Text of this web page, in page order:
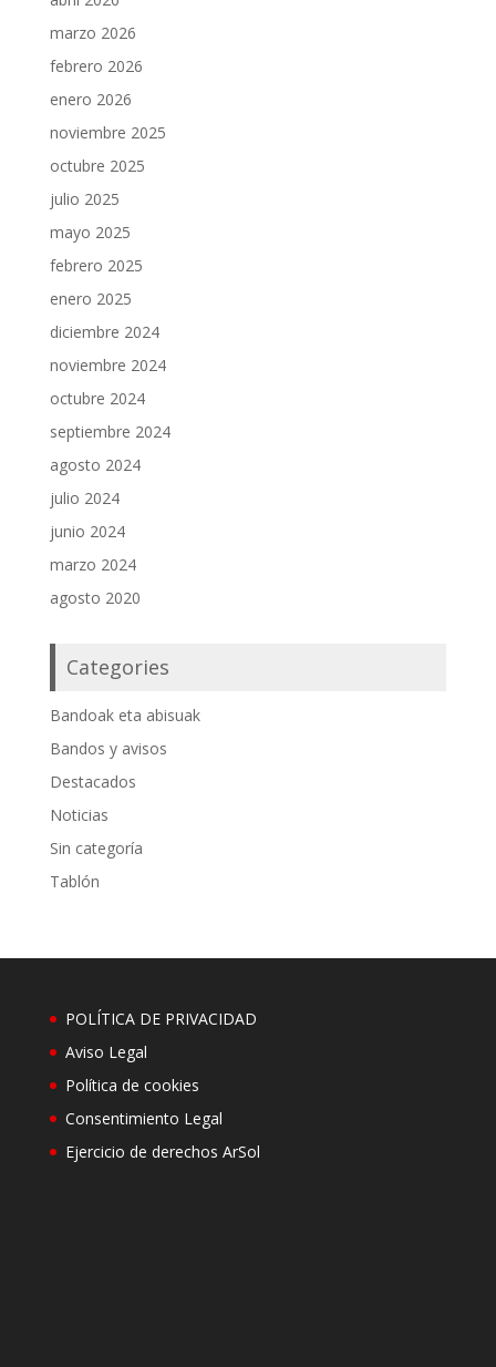
marzo 2026
febrero 2026
enero 2026
noviembre 2025
octubre 2025
julio 2025
mayo 2025
febrero 2025
enero 2025
diciembre 2024
noviembre 2024
octubre 2024
septiembre 2024
agosto 2024
julio 2024
junio 2024
marzo 2024
agosto 2020
Categories
Bandoak eta abisuak
Bandos y avisos
Destacados
Noticias
Sin categoría
Tablón
POLÍTICA DE PRIVACIDAD
Aviso Legal
Política de cookies
Consentimiento Legal
Ejercicio de derechos ArSol